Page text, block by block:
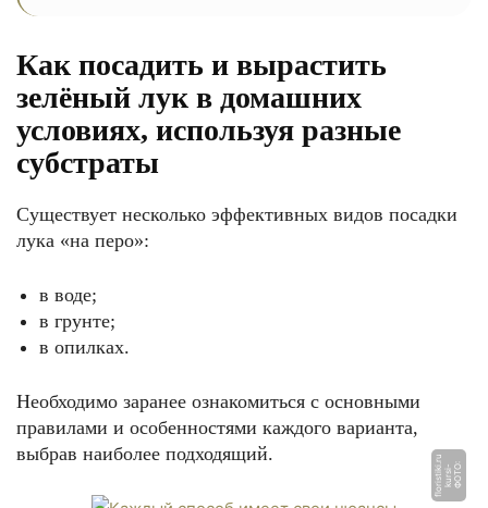
Как посадить и вырастить
зелёный лук в домашних
условиях, используя разные
субстраты
Существует несколько эффективных видов посадки
лука «на перо»:
в воде;
в грунте;
в опилках.
Необходимо заранее ознакомиться с основными
правилами и особенностями каждого варианта,
выбрав наиболее подходящий.
Ф
О
Т
О:
k
u
r
si
-
fl
o
ri
s
ti
ki.
r
u